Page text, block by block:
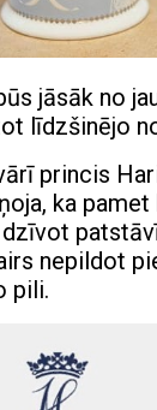
jāsāk no
līdzšinējo
princis
ka
nepildot
pili.